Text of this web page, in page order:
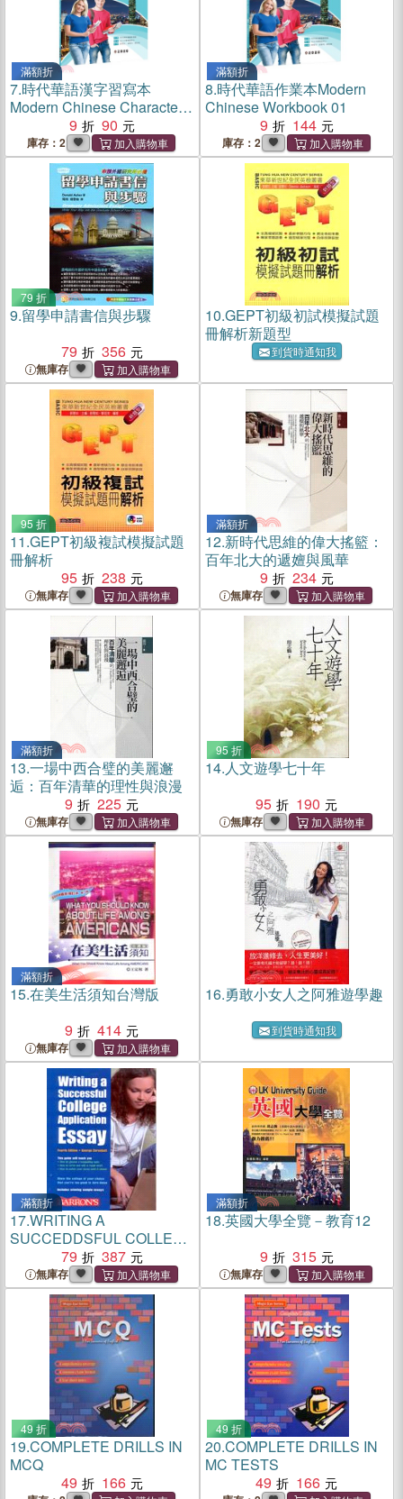
滿額折
7.時代華語漢字習寫本
Modern Chinese Character
Workbook 01
9 90
庫存：2
滿額折
8.時代華語作業本Modern
Chinese Workbook 01
9
144
庫存：2
79 折
9.留學申請書信與步驟
79
356
無庫存
10.GEPT初級初試模擬試題
冊解析新題型
到貨時通知我
95 折
11.GEPT初級複試模擬試題
冊解析
95
238
無庫存
滿額折
12.新時代思維的偉大搖籃：
百年北大的遞嬗與風華
9
234
無庫存
滿額折
13.一場中西合璧的美麗邂
逅：百年清華的理性與浪漫
9
225
無庫存
95 折
14.人文遊學七十年
95
190
無庫存
滿額折
15.在美生活須知台灣版
9
414
無庫存
16.勇敢小女人之阿雅遊學趣
到貨時通知我
滿額折
17.WRITING A
SUCCEDDSFUL COLLEGE
APPLICATION ESSAY
79 387
無庫存
滿額折
18.英國大學全覽－教育12
9
315
無庫存
49 折
19.COMPLETE DRILLS IN
MCQ
49
166
49 折
20.COMPLETE DRILLS IN
MC TESTS
49
166